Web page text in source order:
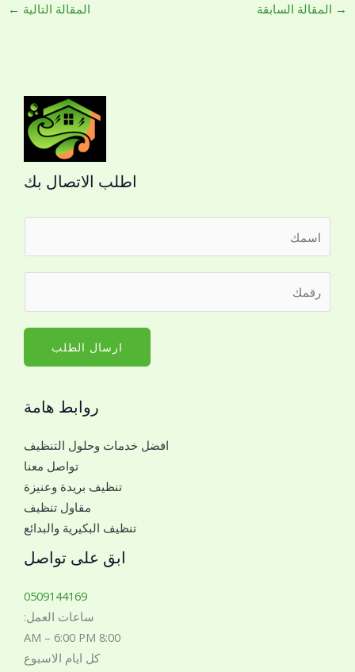
→ المقالة السابقة المقالة التالية ←
اطلب الاتصال بك
م
ارسال الطلب
روابط هامة
افضل خدمات وحلول التنظيف
تواصل معنا
تنظيف بريدة وعنيزة
مقاول تنظيف
تنظيف البكيرية والبدائع
ابق على تواصل
0509144169
ساعات العمل:
8:00 AM – 6:00 PM
كل ايام الاسبوع